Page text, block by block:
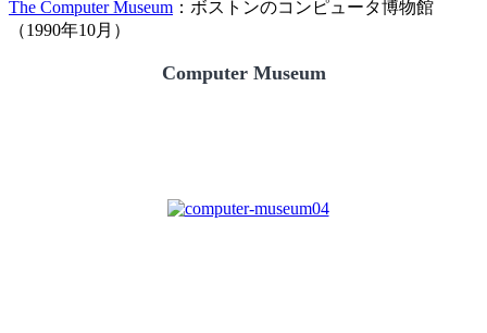
The Computer Museum ：ボストンのコンピュータ博物館
（1990年10月）
Computer Museum